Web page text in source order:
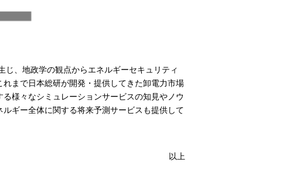
、地政学の観点からエネルギーセキュリティ
まで日本総研が開発・提供してきた卸電力市場
様々なシミュレーションサービスの知見やノウ
ギー全体に関する将来予測サービスも提供して
以上